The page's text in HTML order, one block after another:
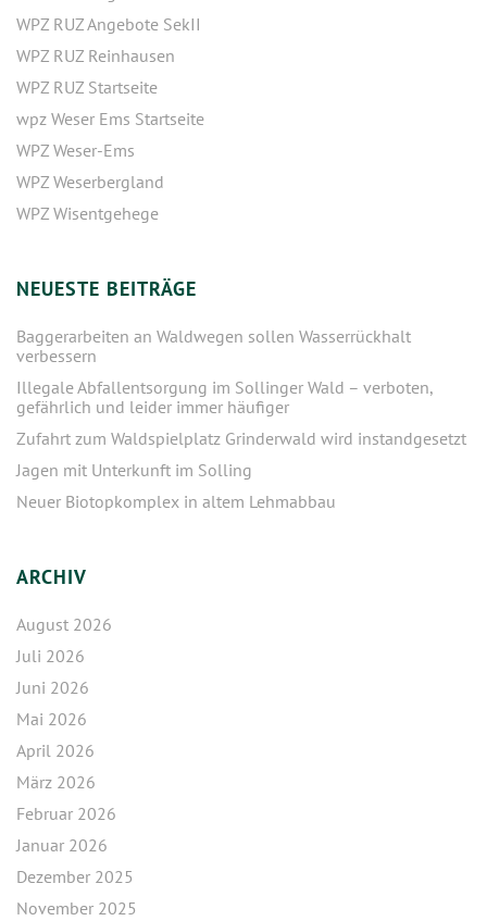
WPZ RUZ Angebote SekII
WPZ RUZ Reinhausen
WPZ RUZ Startseite
wpz Weser Ems Startseite
WPZ Weser-Ems
WPZ Weserbergland
WPZ Wisentgehege
NEUESTE BEITRÄGE
Baggerarbeiten an Waldwegen sollen Wasserrückhalt
verbessern
Illegale Abfallentsorgung im Sollinger Wald – verboten,
gefährlich und leider immer häufiger
Zufahrt zum Waldspielplatz Grinderwald wird instandgesetzt
Jagen mit Unterkunft im Solling
Neuer Biotopkomplex in altem Lehmabbau
ARCHIV
August 2026
Juli 2026
Juni 2026
Mai 2026
April 2026
März 2026
Februar 2026
Januar 2026
Dezember 2025
November 2025